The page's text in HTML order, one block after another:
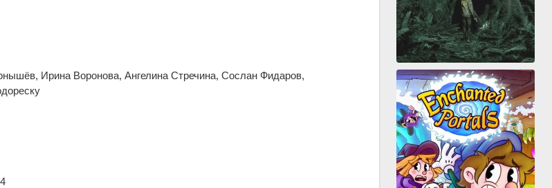
Ирина Воронова, Ангелина Стречина, Сослан Фидаров,